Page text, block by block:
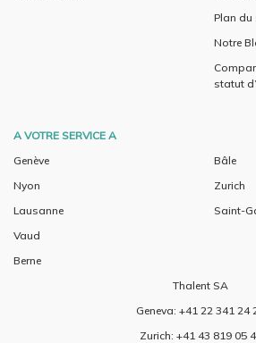
Plan du
Notre
statut
A VOTRE SERVICE A
Genève
Nyon
Lausanne
Vaud
Berne
Bâle
Zurich
Saint-
Thalent SA
Geneva: +41 22 341 24
Zurich: +41 43 819 05